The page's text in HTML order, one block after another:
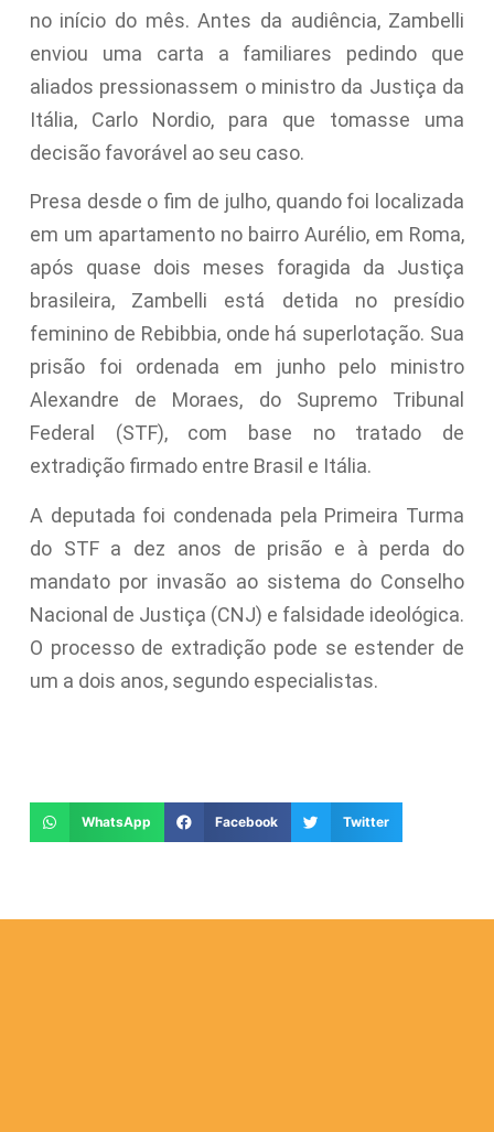
no início do mês. Antes da audiência, Zambelli
enviou uma carta a familiares pedindo que
aliados pressionassem o ministro da Justiça da
Itália, Carlo Nordio, para que tomasse uma
decisão favorável ao seu caso.
Presa desde o fim de julho, quando foi localizada
em um apartamento no bairro Aurélio, em Roma,
após quase dois meses foragida da Justiça
brasileira, Zambelli está detida no presídio
feminino de Rebibbia, onde há superlotação. Sua
prisão foi ordenada em junho pelo ministro
Alexandre de Moraes, do Supremo Tribunal
Federal (STF), com base no tratado de
extradição firmado entre Brasil e Itália.
A deputada foi condenada pela Primeira Turma
do STF a dez anos de prisão e à perda do
mandato por invasão ao sistema do Conselho
Nacional de Justiça (CNJ) e falsidade ideológica.
O processo de extradição pode se estender de
um a dois anos, segundo especialistas.
WhatsApp Facebook Twitter